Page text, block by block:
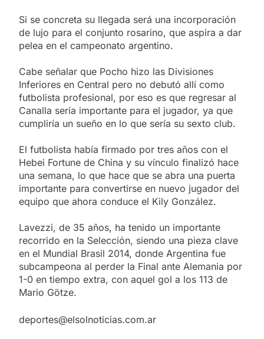
Si se concreta su llegada será una incorporación
de lujo para el conjunto rosarino, que aspira a dar
pelea en el campeonato argentino.
Cabe señalar que Pocho hizo las Divisiones
Inferiores en Central pero no debutó allí como
futbolista profesional, por eso es que regresar al
Canalla sería importante para el jugador, ya que
cumpliría un sueño en lo que sería su sexto club.
El futbolista había firmado por tres años con el
Hebei Fortune de China y su vínculo finalizó hace
una semana, lo que hace que se abra una puerta
importante para convertirse en nuevo jugador del
equipo que ahora conduce el Kily González.
Lavezzi, de 35 años, ha tenido un importante
recorrido en la Selección, siendo una pieza clave
en el Mundial Brasil 2014, donde Argentina fue
subcampeona al perder la Final ante Alemania por
1-0 en tiempo extra, con aquel gol a los 113 de
Mario Götze.
deportes@elsolnoticias.com.ar